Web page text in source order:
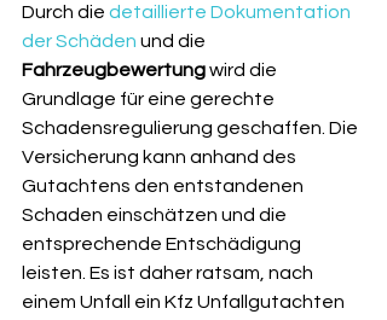
Durch die detaillierte Dokumentation
der Schäden und die
Fahrzeugbewertung wird die
Grundlage für eine gerechte
Schadensregulierung geschaffen. Die
Versicherung kann anhand des
Gutachtens den entstandenen
Schaden einschätzen und die
entsprechende Entschädigung
leisten. Es ist daher ratsam, nach
einem Unfall ein Kfz Unfallgutachten